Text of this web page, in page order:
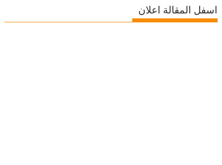
اسفل المقالة اعلان